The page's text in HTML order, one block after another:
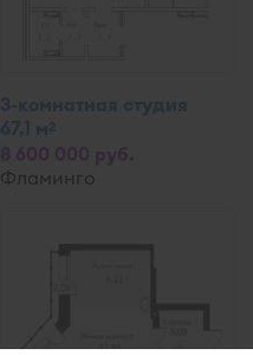
3-комнатная студия
67,1 м2
Фламинго